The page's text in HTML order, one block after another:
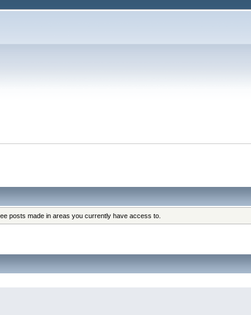
posts made in areas you currently have access to.